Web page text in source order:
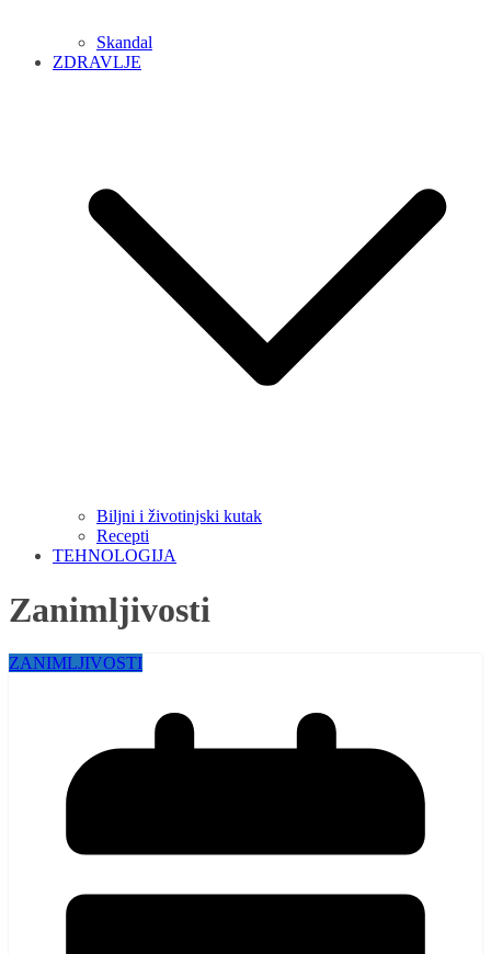
Skandal
ZDRAVLJE
Biljni i životinjski kutak
Recepti
TEHNOLOGIJA
Zanimljivosti
ZANIMLJIVOSTI